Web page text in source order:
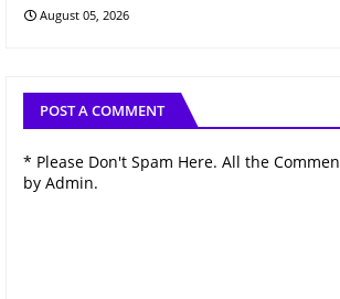
August 05, 2026
POST A COMMENT
* Please Don't Spam Here. All the
by Admin.